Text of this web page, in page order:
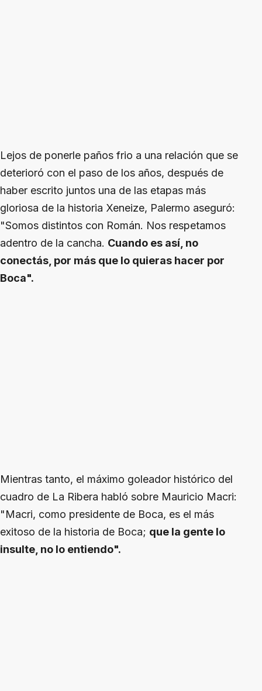
Lejos de ponerle paños frio a una relación que se
deterioró con el paso de los años, después de
haber escrito juntos una de las etapas más
gloriosa de la historia Xeneize, Palermo aseguró:
"Somos distintos con Román. Nos respetamos
adentro de la cancha. Cuando es así, no
conectás, por más que lo quieras hacer por
Boca".
Mientras tanto, el máximo goleador histórico del
cuadro de La Ribera habló sobre Mauricio Macri:
"Macri, como presidente de Boca, es el más
exitoso de la historia de Boca; que la gente lo
insulte, no lo entiendo".